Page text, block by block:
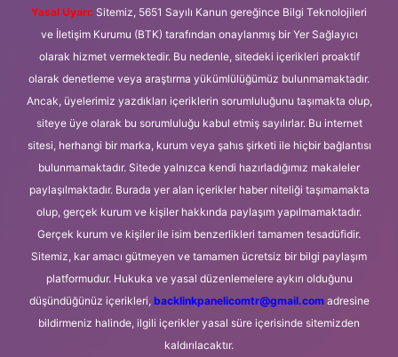
Yasal Uyarı: Sitemiz, 5651 Sayılı Kanun gereğince Bilgi Teknolojileri
ve İletişim Kurumu (BTK) tarafından onaylanmış bir Yer Sağlayıcı
olarak hizmet vermektedir. Bu nedenle, sitedeki içerikleri proaktif
olarak denetleme veya araştırma yükümlülüğümüz bulunmamaktadır.
Ancak, üyelerimiz yazdıkları içeriklerin sorumluluğunu taşımakta olup,
siteye üye olarak bu sorumluluğu kabul etmiş sayılırlar. Bu internet
sitesi, herhangi bir marka, kurum veya şahıs şirketi ile hiçbir bağlantısı
bulunmamaktadır. Sitede yalnızca kendi hazırladığımız makaleler
paylaşılmaktadır. Burada yer alan içerikler haber niteliği taşımamakta
olup, gerçek kurum ve kişiler hakkında paylaşım yapılmamaktadır.
Gerçek kurum ve kişiler ile isim benzerlikleri tamamen tesadüfidir.
Sitemiz, kar amacı gütmeyen ve tamamen ücretsiz bir bilgi paylaşım
platformudur. Hukuka ve yasal düzenlemelere aykırı olduğunu
düşündüğünüz içerikleri, backlinkpanelicomtr@gmail.comadresine
bildirmeniz halinde, ilgili içerikler yasal süre içerisinde sitemizden
kaldırılacaktır.